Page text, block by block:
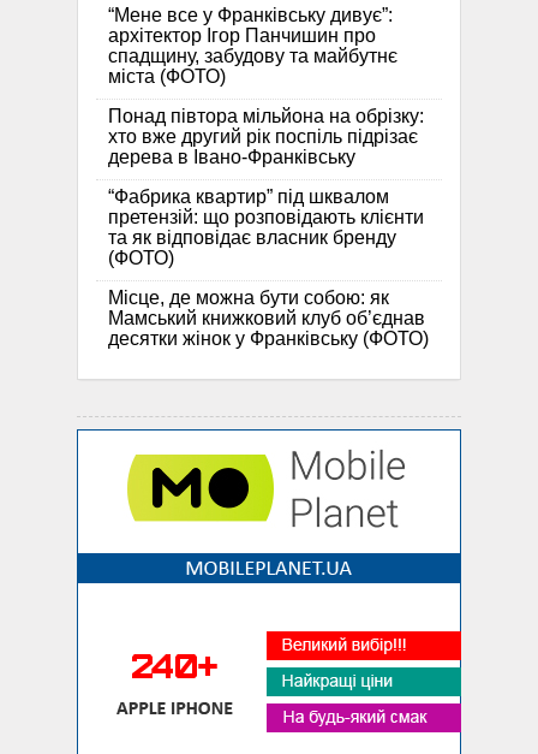
“Мене все у Франківську дивує”:
архітектор Ігор Панчишин про
спадщину, забудову та майбутнє
міста (ФОТО)
Понад півтора мільйона на обрізку:
хто вже другий рік поспіль підрізає
дерева в Івано-Франківську
“Фабрика квартир” під шквалом
претензій: що розповідають клієнти
та як відповідає власник бренду
(ФОТО)
Місце, де можна бути собою: як
Мамський книжковий клуб об’єднав
десятки жінок у Франківську (ФОТО)